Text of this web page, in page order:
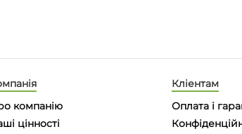
компанію
цінності
Кліентам
Оплата і